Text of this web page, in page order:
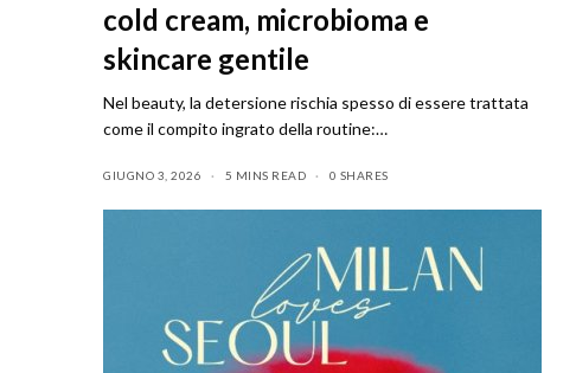
cold cream, microbioma e
skincare gentile
Nel beauty, la detersione rischia spesso di essere trattata
come il compito ingrato della routine:…
GIUGNO 3, 2026 5 MINS READ 0 SHARES